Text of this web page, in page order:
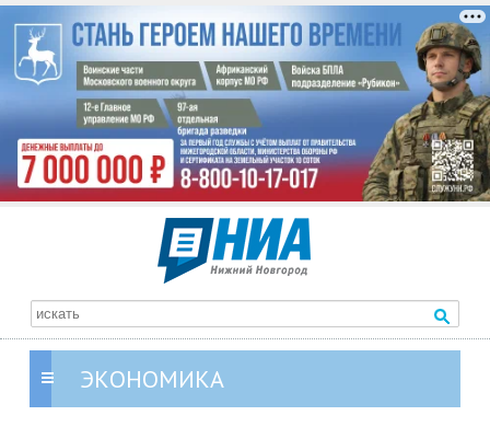
ЭКОНОМИКА